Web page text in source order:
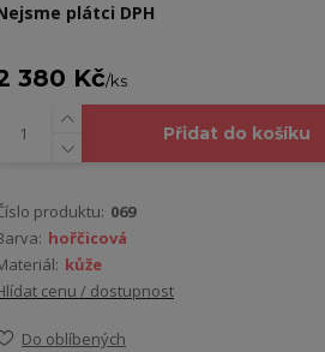
plátci DPH
380 Kč/ks
Přidat do košíku
produktu: 069
hořčicová
kůže
cenu / dostupnost
Do oblíbených